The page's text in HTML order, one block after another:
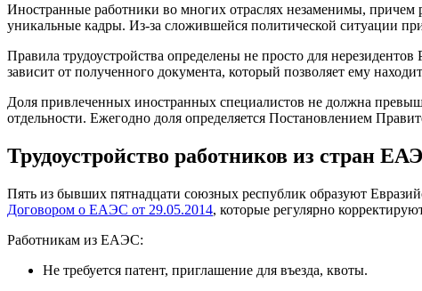
Иностранные работники во многих отраслях незаменимы,
уникальные кадры. Из-за сложившейся политической ситуации
Правила трудоустройства определены не просто для
зависит от полученного документа, который позволяет ему
Доля привлеченных иностранных специалистов не должна
отдельности. Ежегодно доля определяется Постановлением
Трудоустройство работников из стран
Пять из бывших пятнадцати союзных республик образуют
Договором о ЕАЭС от 29.05.2014, которые регулярно
Работникам из ЕАЭС:
Не требуется патент, приглашение для въезда, квоты.